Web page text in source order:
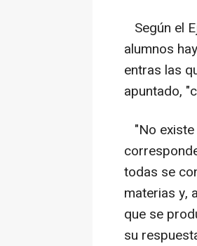
Según el
alumnos
entras las
apuntado,
"No
todas se
materias y,
que se
su